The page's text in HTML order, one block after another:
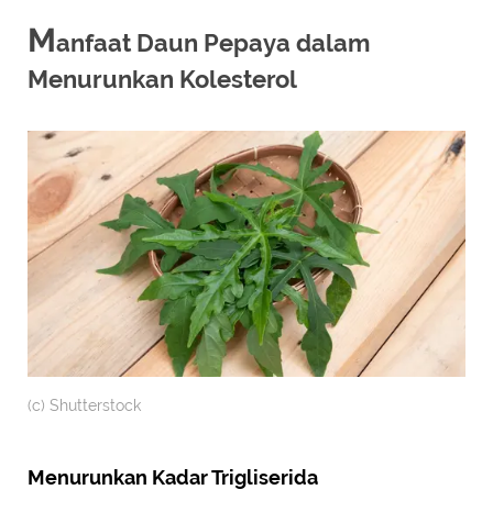
Manfaat Daun Pepaya dalam
Menurunkan Kolesterol
(c) Shutterstock
Menurunkan Kadar Trigliserida